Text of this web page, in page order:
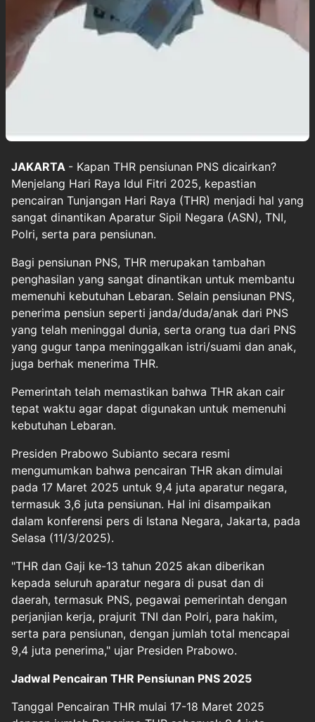
JAKARTA - Kapan THR pensiunan PNS dicairkan?
Menjelang Hari Raya Idul Fitri 2025, kepastian
pencairan Tunjangan Hari Raya (THR) menjadi hal yang
sangat dinantikan Aparatur Sipil Negara (ASN), TNI,
Polri, serta para pensiunan.
Bagi pensiunan PNS, THR merupakan tambahan
penghasilan yang sangat dinantikan untuk membantu
memenuhi kebutuhan Lebaran. Selain pensiunan PNS,
penerima pensiun seperti janda/duda/anak dari PNS
yang telah meninggal dunia, serta orang tua dari PNS
yang gugur tanpa meninggalkan istri/suami dan anak,
juga berhak menerima THR.
Pemerintah telah memastikan bahwa THR akan cair
tepat waktu agar dapat digunakan untuk memenuhi
kebutuhan Lebaran.
Presiden Prabowo Subianto secara resmi
mengumumkan bahwa pencairan THR akan dimulai
pada 17 Maret 2025 untuk 9,4 juta aparatur negara,
termasuk 3,6 juta pensiunan. Hal ini disampaikan
dalam konferensi pers di Istana Negara, Jakarta, pada
Selasa (11/3/2025).
"THR dan Gaji ke-13 tahun 2025 akan diberikan
kepada seluruh aparatur negara di pusat dan di
daerah, termasuk PNS, pegawai pemerintah dengan
perjanjian kerja, prajurit TNI dan Polri, para hakim,
serta para pensiunan, dengan jumlah total mencapai
9,4 juta penerima," ujar Presiden Prabowo.
Jadwal Pencairan THR Pensiunan PNS 2025
Tanggal Pencairan THR mulai 17-18 Maret 2025